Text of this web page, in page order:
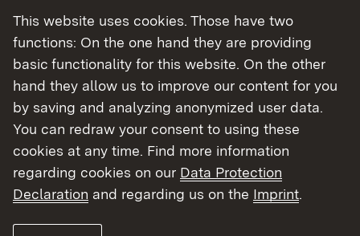
gutem Beispiel vorangehen und dabei helfen,
dass die Luft sauberer und der Klimawandel
bekämpft wird. Öffentliche Einkäufe sind ein
starkes Mittel, um den Markt zu beeinflussen und
umweltfreundliche Technologien zu fördern.
Für wen gilt das Gesetz?
Behörden, Körperschaften und Unternehmen
des Bundes und der Länder
Städte, Gemeinden und Landkreise
This website uses cookies. Those have two
functions: On the one hand they are providing
basic functionality for this website. On the other
hand they allow us to improve our content for you
by saving and analyzing anonymized user data.
You can redraw your consent to using these
cookies at any time. Find more information
regarding cookies on our Data Protection
Declaration and regarding us on the Imprint.